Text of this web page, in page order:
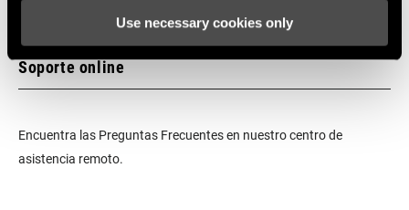
Use necessary cookies only
Soporte online
Encuentra las Preguntas Frecuentes en nuestro centro de
asistencia remoto.